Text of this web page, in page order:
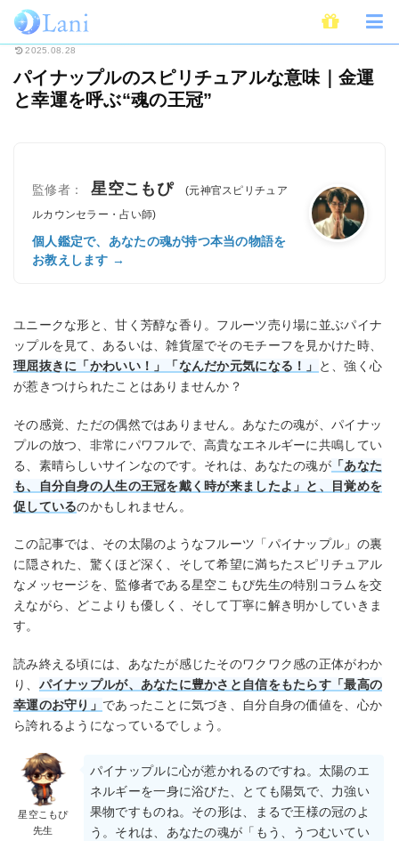
ホーム スピリチュアル パイナップルのスピリチュアルな意味｜金運と幸
2025.08.28
パイナップルのスピリチュアルな意味｜金運
と幸運を呼ぶ“魂の王冠”
監修者： 星空こもぴ
(元神官スピリチュア
ルカウンセラー・占い師)
個人鑑定で、あなたの魂が持つ本当の物語を
お教えします →
ユニークな形と、甘く芳醇な香り。フルーツ売り場に並ぶパイナ
ップルを見て、あるいは、雑貨屋でそのモチーフを見かけた時、
理屈抜きに「かわいい！」「なんだか元気になる！」
と、強く心
が惹きつけられたことはありませんか？
その感覚、ただの偶然ではありません。あなたの魂が、パイナッ
プルの放つ、非常にパワフルで、高貴なエネルギーに共鳴してい
る、素晴らしいサインなのです。それは、あなたの魂が 「あなた
も、自分自身の人生の王冠を戴く時が来ましたよ」と、目覚めを
促しているのかもしれません。
この記事では、その太陽のようなフルーツ「パイナップル」の裏
に隠された、驚くほど深く、そして希望に満ちたスピリチュアル
なメッセージを、監修者である星空こもぴ先生の特別コラムを交
えながら、どこよりも優しく、そして丁寧に解き明かしていきま
す。
読み終える頃には、あなたが感じたそのワクワク感の正体がわか
り、 パイナップルが、あなたに豊かさと自信をもたらす「最高の
幸運のお守り」 であったことに気づき、自分自身の価値を、心か
ら誇れるようになっているでしょう。
星空こもぴ
先生
パイナップルに心が惹かれるのですね。太陽のエ
ネルギーを一身に浴びた、とても陽気で、力強い
果物ですものね。その形は、まるで王様の冠のよ
う。それは、あなたの魂が「もう、うつむいてい